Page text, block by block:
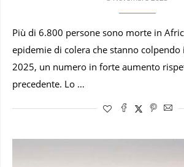
Più di 6.800 persone sono morte in
epidemie di colera che stanno
2025, un numero in forte aumento
precedente. Lo …